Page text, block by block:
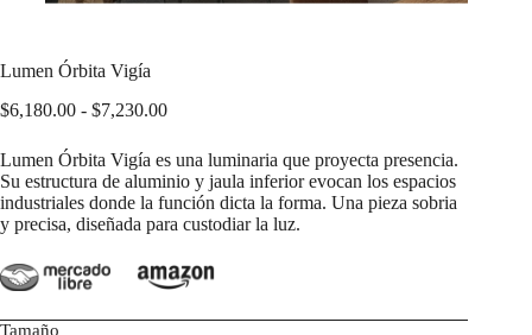
Lumen Órbita Vigía
$6,180.00 - $7,230.00Rango
precios:
desde
$6,180.00
hasta
$7,230.00
Lumen Órbita Vigía es una luminaria que proyecta presencia.
Su estructura de aluminio y jaula inferior evocan los espacios
industriales donde la función dicta la forma. Una pieza sobria
y precisa, diseñada para custodiar la luz.
Tamaño